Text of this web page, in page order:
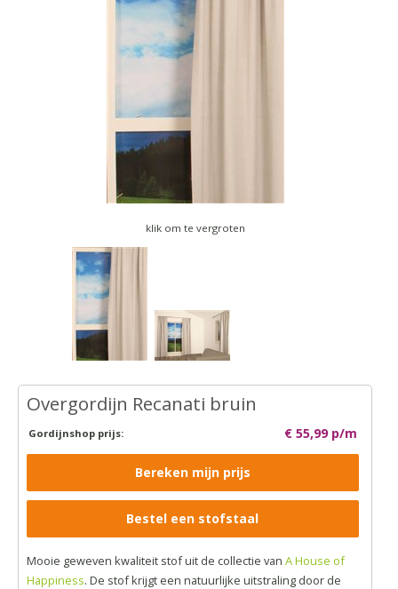
klik om te vergroten
Overgordijn Recanati bruin
Gordijnshop prijs: € 55,99 p/m
Bereken mijn prijs
Bestel een stofstaal
Mooie geweven kwaliteit stof uit de collectie van A House of
Happiness. De stof krijgt een natuurlijke uitstraling door de